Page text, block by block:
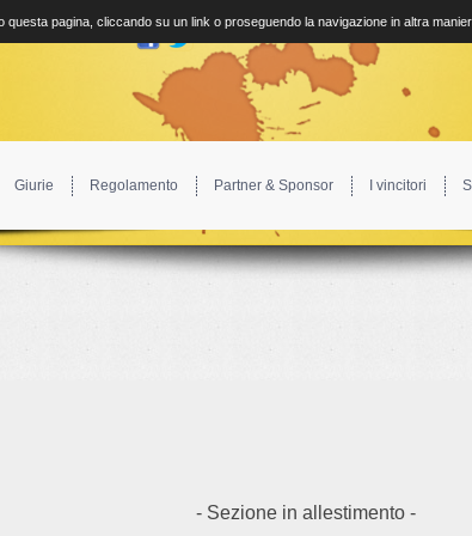
Giurie Regolamento Partner & Sponsor I vincitori
- Sezione in allestimento -
pagina, cliccando su un link o proseguendo la navigazione in altra